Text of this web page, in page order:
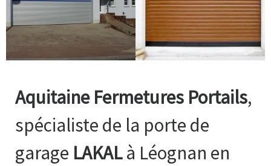
Aquitaine Fermetures Portails,
spécialiste de la porte de
garage LAKALà Léognan en